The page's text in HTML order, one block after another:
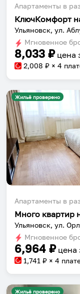
Апартаменты в
КлючКомфорт
Ульяновск, ул.
Мгновенное
8,033 ₽ цена
2,008 ₽ × 4
Жильё проверено
Апартаменты в
Много квартир
Ульяновск, ул.
Мгновенное
6,964 ₽ цена
1,741 ₽ × 4
Жильё проверено